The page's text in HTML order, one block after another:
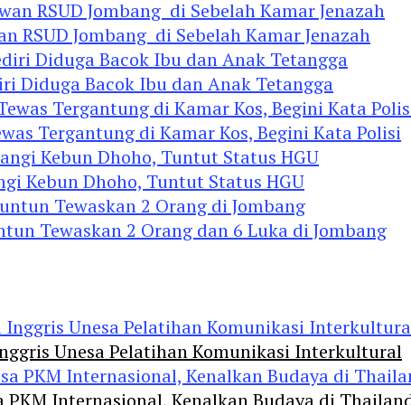
RSUD Jombang di Sebelah Kamar Jenazah
Diduga Bacok Ibu dan Anak Tetangga
Tergantung di Kamar Kos, Begini Kata Polisi
Kebun Dhoho, Tuntut Status HGU
Tewaskan 2 Orang dan 6 Luka di Jombang
Unesa Pelatihan Komunikasi Interkultural
PKM Internasional, Kenalkan Budaya di